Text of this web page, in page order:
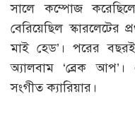
সালে কম্পোজ
বেরিয়েছিল
মাই হেড’। পরের
অ্যালবাম ‘ব্রেক
সংগীত ক্যারিয়ার।